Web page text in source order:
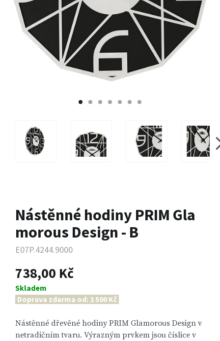
Nástěnné hodiny PRIM Gla
morous Design - B
E07P.4244.9000
738,00 Kč
Skladem
Doprava zdarma od: 3 500 Kč
Nástěnné dřevěné hodiny PRIM Glamorous Design v
netradičním tvaru. Výrazným prvkem jsou číslice v